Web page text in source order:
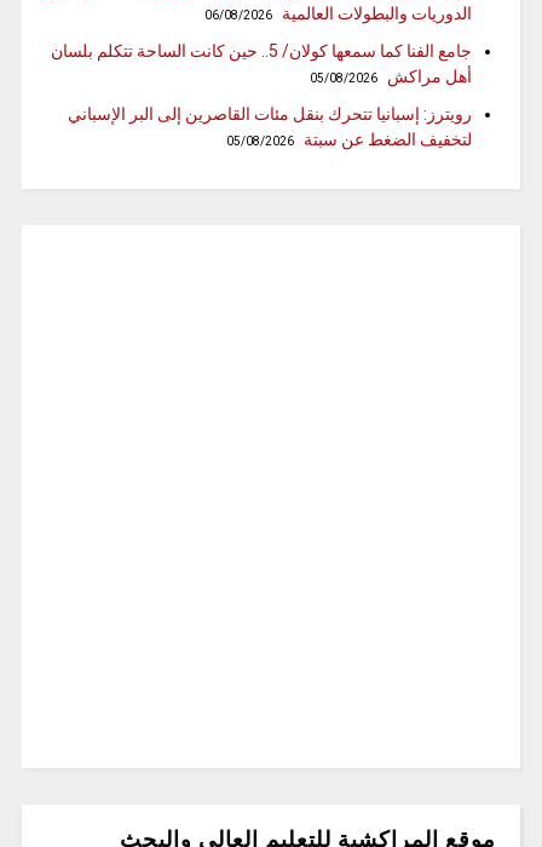
الدوريات والبطولات العالمية
06/08/2026
جامع الفنا كما سمعها كولان/ 5.. حين كانت الساحة تتكلم بلسان
أهل مراكش
05/08/2026
رويترز: إسبانيا تتحرك بنقل مئات القاصرين إلى البر الإسباني
لتخفيف الضغط عن سبتة
05/08/2026
موقع المراكشية للتعليم العالي والبحث